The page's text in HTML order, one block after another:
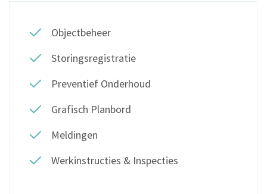
Objectbeheer
Storingsregistratie
Preventief Onderhoud
Grafisch Planbord
Meldingen
Werkinstructies & Inspecties